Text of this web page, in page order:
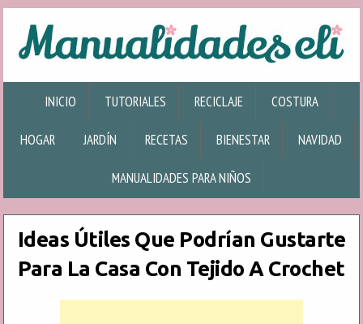
INICIO TUTORIALES RECICLAJE COSTURA
HOGAR JARDÍN RECETAS BIENESTAR NAVIDAD
MANUALIDADES PARA NIÑOS
Ideas Útiles Que Podrían Gustarte
Para La Casa Con Tejido A Crochet